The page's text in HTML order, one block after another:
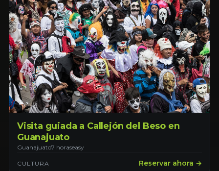
Visita guiada a Callejón del Beso en
Guanajuato
Guanajuato7 horaseasy
CULTURA Reservar ahora →